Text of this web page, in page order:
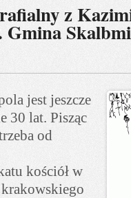
z
Gmina
jest jeszcze
30 lat. Pisząc
od
kościół w